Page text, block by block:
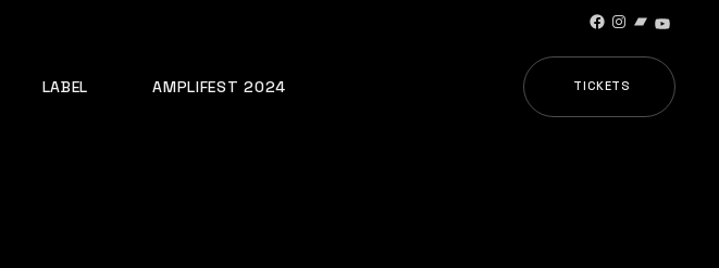
Facebook
Instagram
Bandcamp
LABEL AMPLIFEST 2024 TICKETS